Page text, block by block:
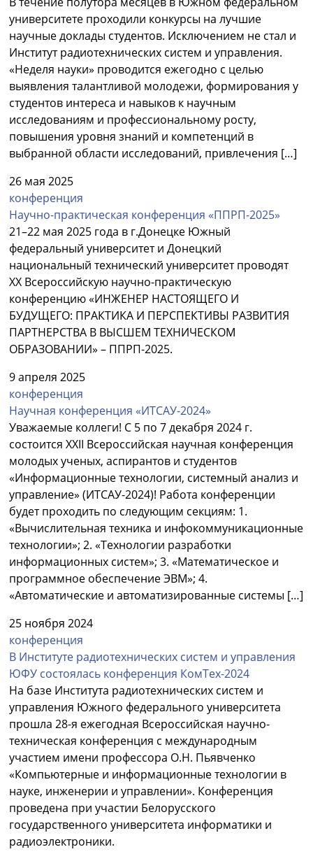
университете проходили конкурсы на лучшие
научные доклады студентов. Исключением не стал и
Институт радиотехнических систем и управления.
«Неделя науки» проводится ежегодно с целью
выявления талантливой молодежи, формирования у
студентов интереса и навыков к научным
исследованиям и профессиональному росту,
повышения уровня знаний и компетенций в
выбранной области исследований, привлечения […]
26 мая 2025
конференция
Научно-практическая конференция «ППРП-2025»
21–22 мая 2025 года в г.Донецке Южный
федеральный университет и Донецкий
национальный технический университет проводят
XX Всероссийскую научно-практическую
конференцию «ИНЖЕНЕР НАСТОЯЩЕГО И
БУДУЩЕГО: ПРАКТИКА И ПЕРСПЕКТИВЫ РАЗВИТИЯ
ПАРТНЕРСТВА В ВЫСШЕМ ТЕХНИЧЕСКОМ
ОБРАЗОВАНИИ» – ППРП-2025.
9 апреля 2025
конференция
Научная конференция «ИТСАУ-2024»
Уважаемые коллеги! С 5 по 7 декабря 2024 г.
состоится XХII Всероссийская научная конференция
молодых ученых, аспирантов и студентов
«Информационные технологии, системный анализ и
управление» (ИТСАУ-2024)! Работа конференции
будет проходить по следующим секциям: 1.
«Вычислительная техника и инфокоммуникационные
технологии»; 2. «Технологии разработки
информационных систем»; 3. «Математическое и
программное обеспечение ЭВМ»; 4.
«Автоматические и автоматизированные системы […]
25 ноября 2024
конференция
В Институте радиотехнических систем и управления
ЮФУ состоялась конференция КомТех-2024
На базе Института радиотехнических систем и
управления Южного федерального университета
прошла 28-я ежегодная Всероссийская научно-
техническая конференция с международным
участием имени профессора О.Н. Пьявченко
«Компьютерные и информационные технологии в
науке, инженерии и управлении». Конференция
проведена при участии Белорусского
государственного университета информатики и
радиоэлектроники.